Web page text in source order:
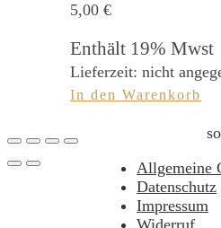
5,00 €
Enthält 19% Mwst
Lieferzeit: nicht
In den Warenkorb
Allgemeine
Datenschutz
Impressum